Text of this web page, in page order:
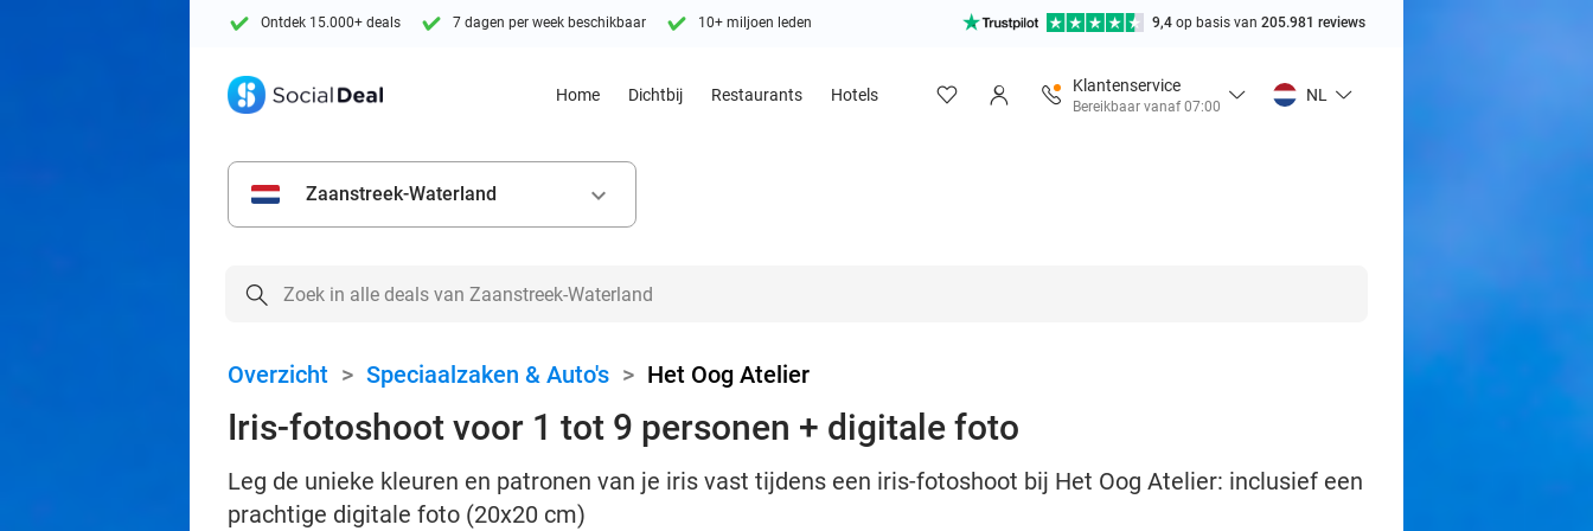
Ontdek 15.000+ deals 7 dagen per week beschikbaar 10+ miljoen leden 9,4 op basis van 205.981 reviews
Home Dichtbij Restaurants Hotels
Klantenservice
Bereikbaar vanaf 07:00
NL
Zaanstreek-Waterland keyboard_arrow_down
Overzicht > Speciaalzaken & Auto's > Het Oog Atelier
Iris-fotoshoot voor 1 tot 9 personen + digitale foto
Leg de unieke kleuren en patronen van je iris vast tijdens een iris-fotoshoot bij Het Oog Atelier: inclusief een
prachtige digitale foto (20x20 cm)